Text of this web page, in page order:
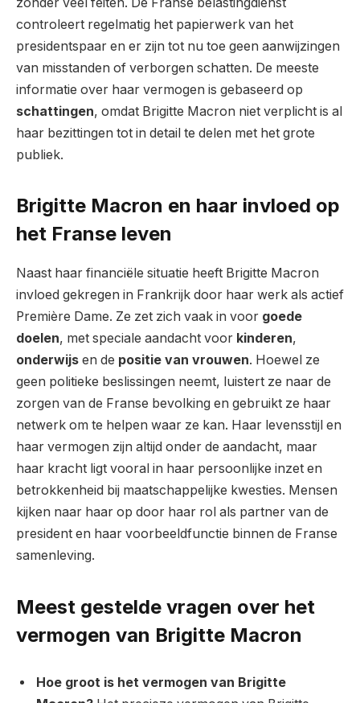
controleert regelmatig het papierwerk van het
presidentspaar en er zijn tot nu toe geen aanwijzingen
van misstanden of verborgen schatten. De meeste
informatie over haar vermogen is gebaseerd op
schattingen, omdat Brigitte Macron niet verplicht is al
haar bezittingen tot in detail te delen met het grote
publiek.
Brigitte Macron en haar invloed op
het Franse leven
Naast haar financiële situatie heeft Brigitte Macron
invloed gekregen in Frankrijk door haar werk als actief
Première Dame. Ze zet zich vaak in voor goede
doelen, met speciale aandacht voor kinderen,
onderwijs en de positie van vrouwen. Hoewel ze
geen politieke beslissingen neemt, luistert ze naar de
zorgen van de Franse bevolking en gebruikt ze haar
netwerk om te helpen waar ze kan. Haar levensstijl en
haar vermogen zijn altijd onder de aandacht, maar
haar kracht ligt vooral in haar persoonlijke inzet en
betrokkenheid bij maatschappelijke kwesties. Mensen
kijken naar haar op door haar rol als partner van de
president en haar voorbeeldfunctie binnen de Franse
samenleving.
Meest gestelde vragen over het
vermogen van Brigitte Macron
Hoe groot is het vermogen van Brigitte